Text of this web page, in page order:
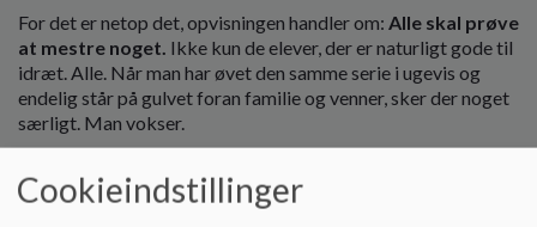
For det er netop det, opvisningen handler om: Alle skal prøve
at mestre noget. Ikke kun de elever, der er naturligt gode til
idræt. Alle. Når man har øvet den samme serie i ugevis og
endelig står på gulvet foran familie og venner, sker der noget
særligt. Man vokser.
Dans, gymnastik, spring og udtryk
Opvisningen er en blanding af flere discipliner:
Cookieindstillinger